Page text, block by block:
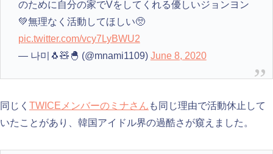
のために自分の家でVをしてくれる優しいジョンヨン
💚無理なく活動してほしい🥺
pic.twitter.com/vcy7LyBWU2
— 나미🐧🧸🐣 (@mnami1109) June 8, 2020
同じく TWICEメンバーのミナさん も同じ理由で活動休止して
いたことがあり、韓国アイドル界の過酷さが窺えました。